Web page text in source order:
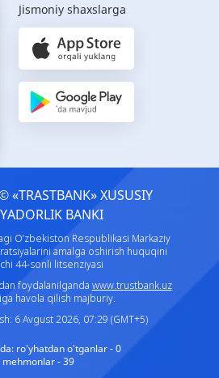
Jismoniy shaxslarga
«TRASTBANK» ХUSUSIY
BANKI
O‘zbekiston Respublikasi Markaziy
amalga oshirish huquqini
44-sonli litsenziyasi
foydalanilganda www.trustbank.uz
havola qilish majburiy.
6 Avgust 2026, 07:29 (GMT+5)
ro'yhatdan o'tganlar - 0
mehmonlar - 39